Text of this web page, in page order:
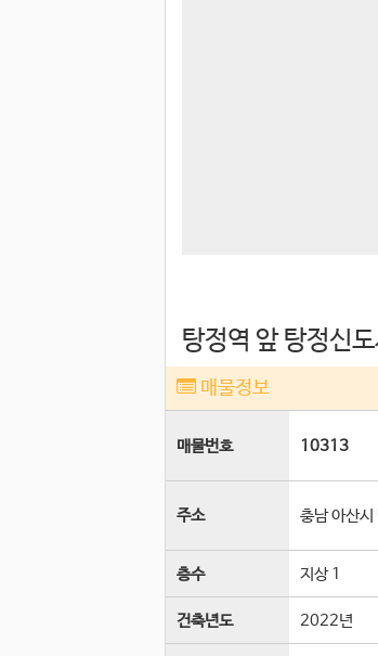
탕정역 앞 탕정신
매물정보
매물번호 10313
주소 충남 아산시
층수 지상 1
건축년도 2022년